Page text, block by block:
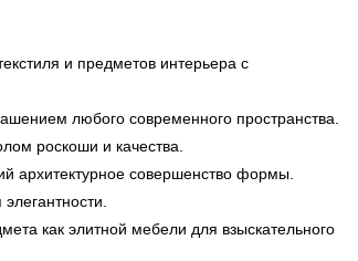
и предметов интерьера с
любого современного пространства.
роскоши и качества.
архитектурное совершенство формы.
как элитной мебели для взыскательного